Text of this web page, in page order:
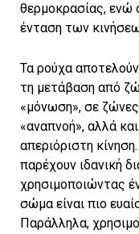
θερμοκρασίας, ενώ
ένταση των
Τα ρούχα
τη μετάβαση από
«μόνωση», σε
«αναπνοή», αλλά
απεριόριστη
παρέχουν ιδανική
χρησιμοποιώντας
σώμα είναι πιο
Παράλληλα,